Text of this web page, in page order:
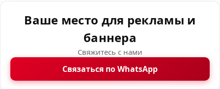
Ваше место для рекламы и
баннера
Свяжитесь с нами
Связаться по WhatsApp